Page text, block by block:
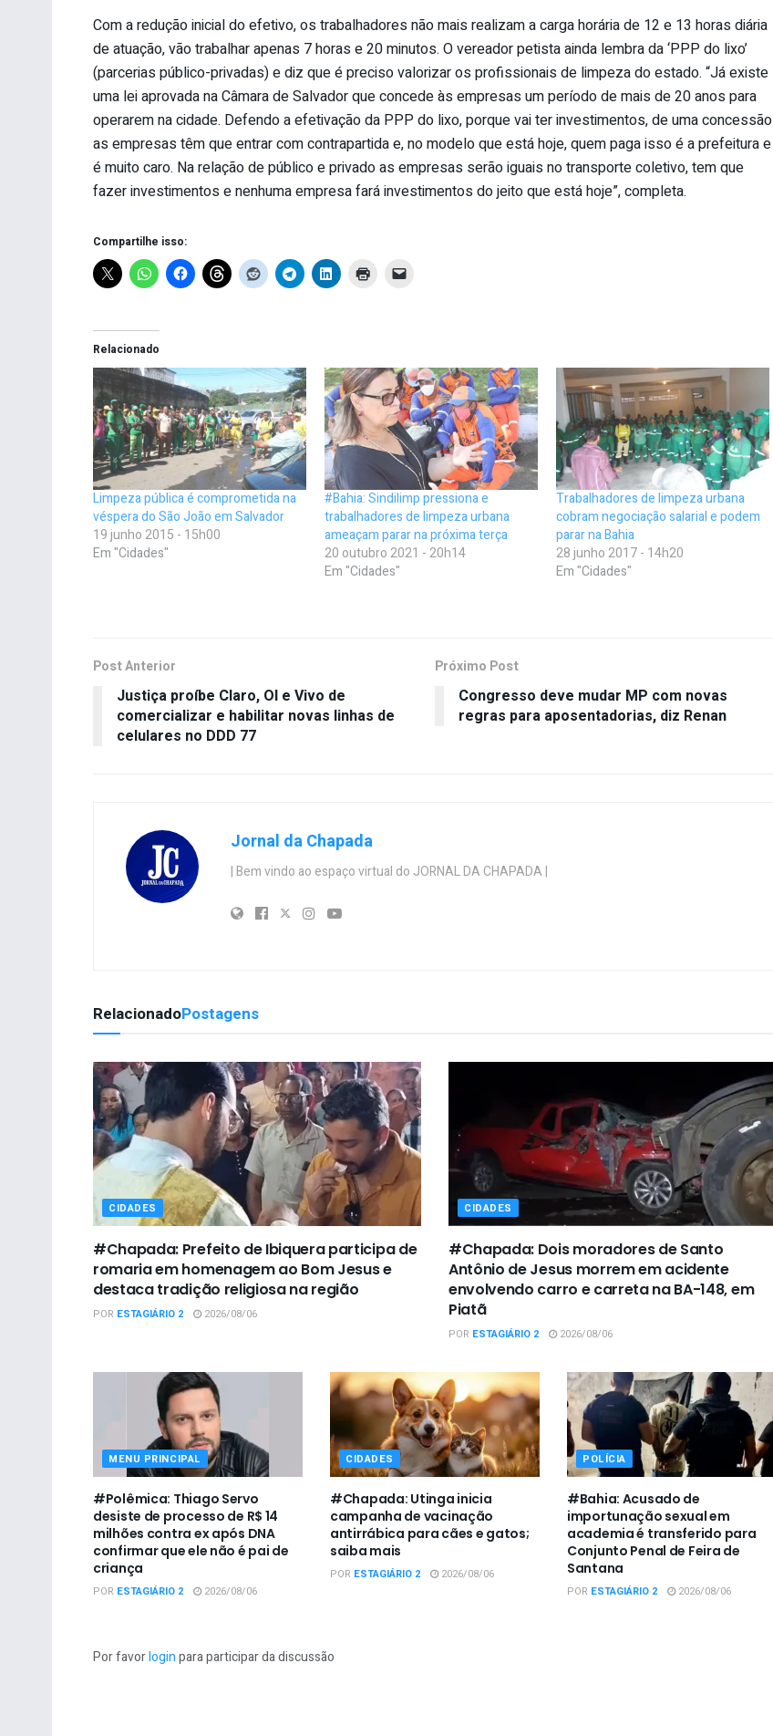
Com a redução inicial do efetivo, os trabalhadores não mais realizam a carga horária de 12 e 13 horas diária
de atuação, vão trabalhar apenas 7 horas e 20 minutos. O vereador petista ainda lembra da ‘PPP do lixo’
(parcerias público-privadas) e diz que é preciso valorizar os profissionais de limpeza do estado. “Já existe
uma lei aprovada na Câmara de Salvador que concede às empresas um período de mais de 20 anos para
operarem na cidade. Defendo a efetivação da PPP do lixo, porque vai ter investimentos, de uma concessão
as empresas têm que entrar com contrapartida e, no modelo que está hoje, quem paga isso é a prefeitura e
é muito caro. Na relação de público e privado as empresas serão iguais no transporte coletivo, tem que
fazer investimentos e nenhuma empresa fará investimentos do jeito que está hoje”, completa.
Compartilhe isso:
Relacionado
Limpeza pública é comprometida na
véspera do São João em Salvador
19 junho 2015 - 15h00
Em "Cidades"
#Bahia: Sindilimp pressiona e
trabalhadores de limpeza urbana
ameaçam parar na próxima terça
20 outubro 2021 - 20h14
Em "Cidades"
Trabalhadores de limpeza urbana
cobram negociação salarial e podem
parar na Bahia
28 junho 2017 - 14h20
Em "Cidades"
Post Anterior
Justiça proíbe Claro, OI e Vivo de
comercializar e habilitar novas linhas de
celulares no DDD 77
Próximo Post
Congresso deve mudar MP com novas
regras para aposentadorias, diz Renan
Jornal da Chapada
| Bem vindo ao espaço virtual do JORNAL DA CHAPADA |
RelacionadoPostagens
CIDADES
#Chapada: Prefeito de Ibiquera participa de
romaria em homenagem ao Bom Jesus e
destaca tradição religiosa na região
POR ESTAGIÁRIO 2 2026/08/06
CIDADES
#Chapada: Dois moradores de Santo
Antônio de Jesus morrem em acidente
envolvendo carro e carreta na BA-148, em
Piatã
POR ESTAGIÁRIO 2 2026/08/06
MENU PRINCIPAL
#Polêmica: Thiago Servo
desiste de processo de R$ 14
milhões contra ex após DNA
confirmar que ele não é pai de
criança
POR ESTAGIÁRIO 2 2026/08/06
CIDADES
#Chapada: Utinga inicia
campanha de vacinação
antirrábica para cães e gatos;
saiba mais
POR ESTAGIÁRIO 2 2026/08/06
POLÍCIA
#Bahia: Acusado de
importunação sexual em
academia é transferido para
Conjunto Penal de Feira de
Santana
POR ESTAGIÁRIO 2 2026/08/06
Por favorloginpara participar da discussão